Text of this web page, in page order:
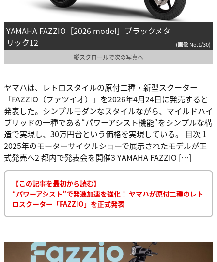
YAMAHA FAZZIO［2026 model］ブラックメタ
リック12
(画像 No.1/30)
縦スクロールで次の写真へ
ヤマハは、レトロスタイルの原付二種・新型スクーター
「FAZZIO（ファツイオ）」を2026年4月24日に発売すると
発表した。シンプルモダンなスタイルながら、マイルドハイ
ブリッドの一種である“パワーアシスト機能”をシンプルな構
造で実現し、30万円台という価格を実現している。 目次 1
2025年のモーターサイクルショーで展示されたモデルが正
式発売へ2 都内で発表会を開催3 YAMAHA FAZZIO […]
【この記事を最初から読む】
“パワーアシスト”で発進加速を強化！ ヤマハが原付二種のレト
ロスクーター「FAZZIO」を正式発表